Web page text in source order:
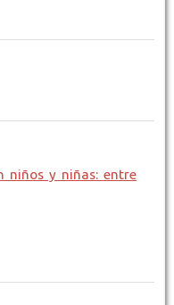
niños y niñas: entre